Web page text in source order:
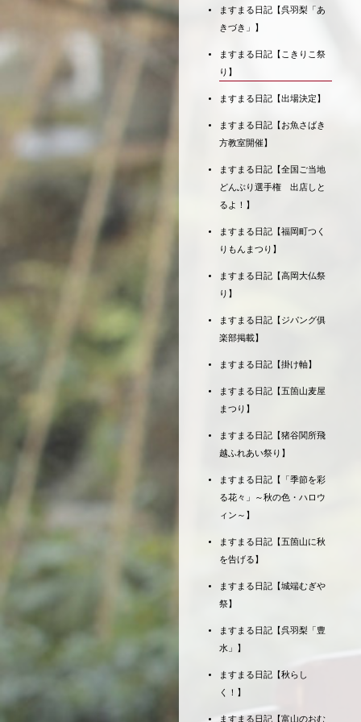
ますまる日記【呉羽梨「あ
きづき」】
ますまる日記【こきりこ祭
り】
ますまる日記【出場決定】
ますまる日記【お魚さばき
方教室開催】
ますまる日記【全国ご当地
どんぶり選手権 出店しと
るよ！】
ますまる日記【福岡町つく
りもんまつり】
ますまる日記【高岡大仏祭
り】
ますまる日記【ジパング俱
楽部掲載】
ますまる日記【掛け軸】
ますまる日記【五箇山麦屋
まつり】
ますまる日記【猪谷関所飛
越ふれあい祭り】
ますまる日記【「季節を彩
る花々」～秋の色・ハロウ
ィン～】
ますまる日記【五箇山に秋
を告げる】
ますまる日記【城端むぎや
祭】
ますまる日記【呉羽梨「豊
水」】
ますまる日記【秋らし
く！】
ますまる日記【富山のおむ